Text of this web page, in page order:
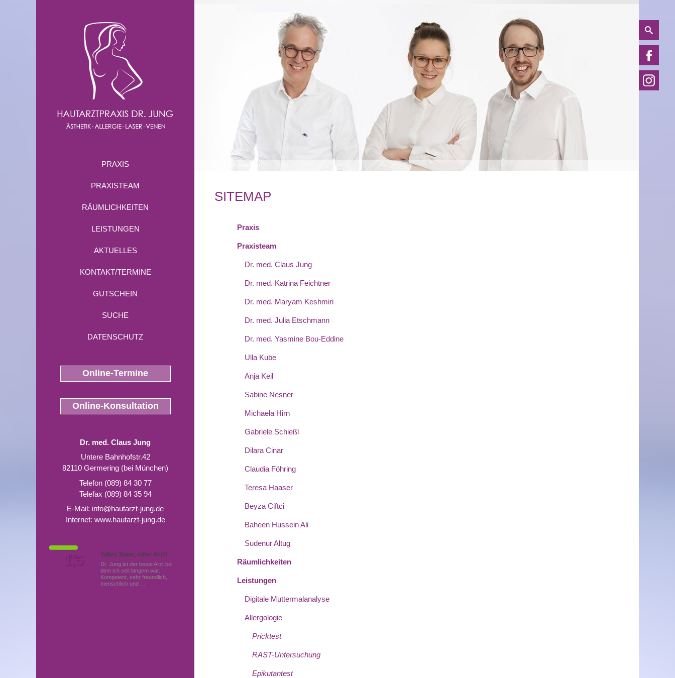
PRAXIS
PRAXISTEAM
RÄUMLICHKEITEN
LEISTUNGEN
AKTUELLES
KONTAKT/TERMINE
GUTSCHEIN
SUCHE
DATENSCHUTZ
Online-Termine
Online-Konsultation
Dr. med. Claus Jung
Untere Bahnhofstr.42
82110 Germering (bei München)
Telefon (089) 84 30 77
Telefax (089) 84 35 94
E-Mail: info@hautarzt-jung.de
Internet: www.hautarzt-jung.de
Tolles Team, toller Arzt!
Dr. Jung ist der beste Arzt bei
dem ich seit langem war.
Kompetent, sehr freundlich,
menschlich und …
Von Patienten
bewertet mit
Note
1,5
Sitemap
SITEMAP
Praxis
Praxisteam
Dr. med. Claus Jung
Dr. med. Katrina Feichtner
Dr. med. Maryam Keshmiri
Dr. med. Julia Etschmann
Dr. med. Yasmine Bou-Eddine
Ulla Kube
Anja Keil
Sabine Nesner
Michaela Hirn
Gabriele Schießl
Dilara Cinar
Claudia Föhring
Teresa Haaser
Beyza Ciftci
Baheen Hussein Ali
Sudenur Altug
Räumlichkeiten
Leistungen
Digitale Muttermalanalyse
Allergologie
Pricktest
RAST-Untersuchung
Epikutantest